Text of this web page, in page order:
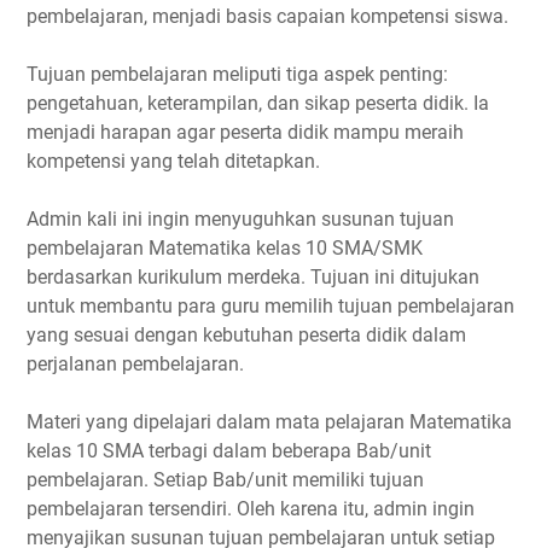
pembelajaran, menjadi basis capaian kompetensi siswa.
Tujuan pembelajaran meliputi tiga aspek penting:
pengetahuan, keterampilan, dan sikap peserta didik. Ia
menjadi harapan agar peserta didik mampu meraih
kompetensi yang telah ditetapkan.
Admin kali ini ingin menyuguhkan susunan tujuan
pembelajaran Matematika kelas 10 SMA/SMK
berdasarkan kurikulum merdeka. Tujuan ini ditujukan
untuk membantu para guru memilih tujuan pembelajaran
yang sesuai dengan kebutuhan peserta didik dalam
perjalanan pembelajaran.
Materi yang dipelajari dalam mata pelajaran Matematika
kelas 10 SMA terbagi dalam beberapa Bab/unit
pembelajaran. Setiap Bab/unit memiliki tujuan
pembelajaran tersendiri. Oleh karena itu, admin ingin
menyajikan susunan tujuan pembelajaran untuk setiap